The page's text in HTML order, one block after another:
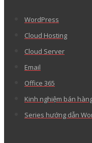
WordPress
Cloud Hosting
Cloud Server
Email
Office 365
Kinh nghiệm bán
Series hướng dẫn